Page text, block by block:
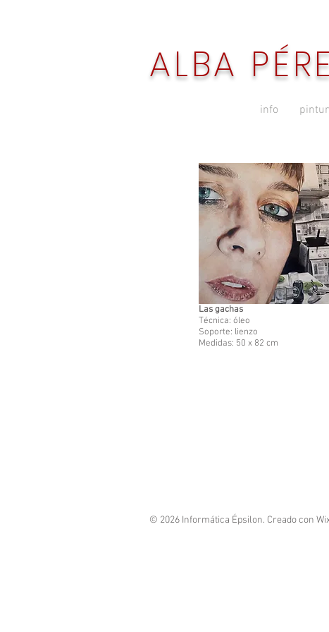
ALBA
info
Las gachas
Técnica: óleo
Soporte: lienzo
Medidas: 50 x 82 cm
© 2026 Informática Épsilon. Creado con